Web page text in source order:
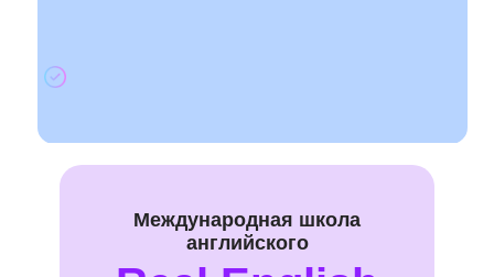
Международная школа
английского